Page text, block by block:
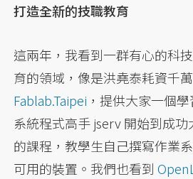
打造全新的技職教育
這兩年，我看到一群有心的科
育的領域，像是洪堯泰耗資千
Fablab.Taipei ，提供大家一個
系統程式高手 jserv 開始到成
的課程，教學生自己撰寫作業
可用的裝置。我們也看到